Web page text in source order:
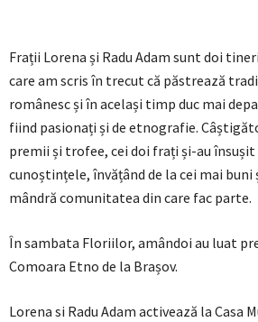
Frații Lorena și Radu Adam sunt doi
care am scris în trecut că păstrează
românesc și în același timp duc mai
fiind pasionați și de etnografie.
premii și trofee, cei doi frați și-au
cunoștințele, învățând de la cei mai buni
mândră comunitatea din care fac parte.
În sambata Floriilor, amândoi au luat
Comoara Etno de la Brașov.
Lorena si Radu Adam activează la Casa